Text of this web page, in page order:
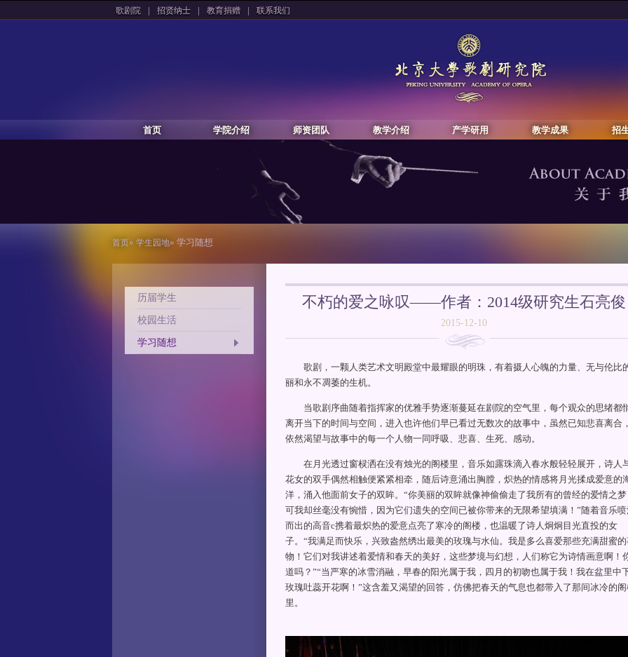
歌剧院 | 招贤纳士 | 教育捐赠 | 联系我们
首页 学院介绍 师资团队 教学介绍 产学研用 教学成果 招
首页» 学生园地» 学习随想
历届学生
校园生活
学习随想
不朽的爱之咏叹——作者：2014级研究生石亮俊
2015-12-10
歌剧，一颗人类艺术文明殿堂中最耀眼的明珠，有着摄人心魄的力量、无与伦比
丽和永不凋萎的生机。
当歌剧序曲随着指挥家的优雅手势逐渐蔓延在剧院的空气里，每个观众的思绪都
离开当下的时间与空间，进入也许他们早已看过无数次的故事中，虽然已知悲喜离合
依然渴望与故事中的每一个人物一同呼吸、悲喜、生死、感动。
在月光透过窗棂洒在没有烛光的阁楼里，音乐如露珠滴入春水般轻轻展开，诗人
花女的双手偶然相触便紧紧相牵，随后诗意涌出胸膛，炽热的情感将月光揉成爱意的
洋，涌入他面前女子的双眸。“你美丽的双眸就像神偷偷走了我所有的曾经的爱情之
可我却丝毫没有惋惜，因为它们遗失的空间已被你带来的无限希望填满！”随着音乐
而出的高音c携着最炽热的爱意点亮了寒冷的阁楼，也温暖了诗人炯炯目光直投的女
子。“我满足而快乐，兴致盎然绣出最美的玫瑰与水仙。我是多么喜爱那些充满甜蜜
物！它们对我讲述着爱情和春天的美好，这些梦境与幻想，人们称它为诗情画意啊！
道吗？”“当严寒的冰雪消融，早春的阳光属于我，四月的初吻也属于我！我在盆里中
玫瑰吐蕊开花啊！”这含羞又渴望的回答，仿佛把春天的气息也都带入了那间冰冷的
里。